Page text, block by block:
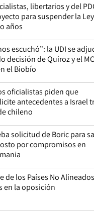
libertarios y del
para suspender la Ley
años
escuchó”: la UDI se
decisión de Quiroz y el
el Biobío
oficialistas piden que
antecedentes a Israel
chileno
solicitud de Boric para
por compromisos en
de los Países No Alineados
en la oposición